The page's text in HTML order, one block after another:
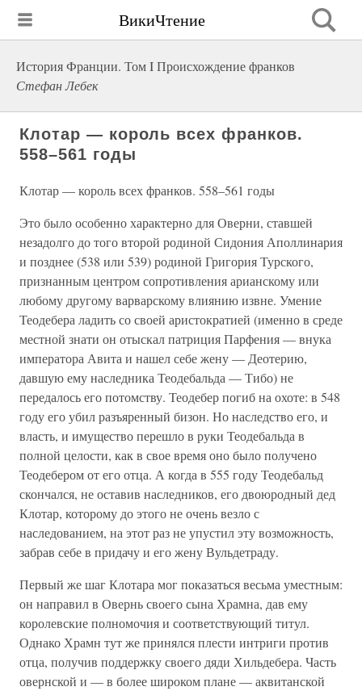
ВикиЧтение
История Франции. Том I Происхождение франков
Стефан Лебек
Клотар — король всех франков.
558–561 годы
Клотар — король всех франков. 558–561 годы
Это было особенно характерно для Оверни, ставшей
незадолго до того второй родиной Сидония Аполлинария
и позднее (538 или 539) родиной Григория Турского,
признанным центром сопротивления арианскому или
любому другому варварскому влиянию извне. Умение
Теодебера ладить со своей аристократией (именно в среде
местной знати он отыскал патриция Парфения — внука
императора Авита и нашел себе жену — Деотерию,
давшую ему наследника Теодебальда — Тибо) не
передалось его потомству. Теодебер погиб на охоте: в 548
году его убил разъяренный бизон. Но наследство его, и
власть, и имущество перешло в руки Теодебальда в
полной целости, как в свое время оно было получено
Теодебером от его отца. А когда в 555 году Теодебальд
скончался, не оставив наследников, его двоюродный дед
Клотар, которому до этого не очень везло с
наследованием, на этот раз не упустил эту возможность,
забрав себе в придачу и его жену Вульдетраду.
Первый же шаг Клотара мог показаться весьма уместным:
он направил в Овернь своего сына Храмна, дав ему
королевские полномочия и соответствующий титул.
Однако Храмн тут же принялся плести интриги против
отца, получив поддержку своего дяди Хильдебера. Часть
овернской и — в более широком плане — аквитанской